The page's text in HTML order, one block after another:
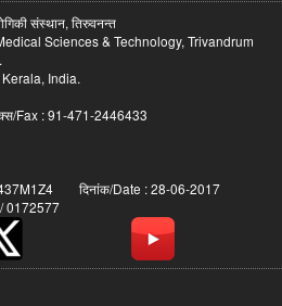
संस्थान, तिरुवनन्त
Sciences & Technology, Trivandrum
India.
Fax : 91-471-2446433
दिनांक/Date : 28-06-2017
0172577